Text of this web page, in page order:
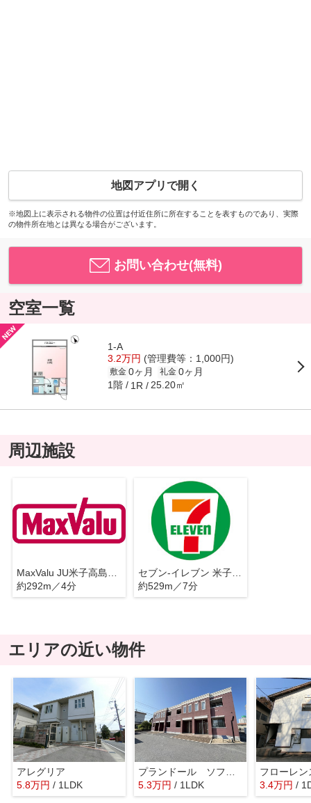
地図アプリで開く
※地図上に表示される物件の位置は付近住所に所在することを表すものであり、実際
の物件所在地とは異なる場合がございます。
お問い合わせ(無料)
空室一覧
1-A
3.2万円 (管理費等：1,000円)
敷金 0ヶ月 礼金 0ヶ月
1階 1R 25.20㎡
周辺施設
約292m／4分
セブン-イレブン 米子東倉吉町店
約529m／7分
エリアの近い物件
アレグリア
5.8万円 / 1LDK
プランドール ソフィア
5.3万円 / 1LDK
フローレ
3.4万円 /